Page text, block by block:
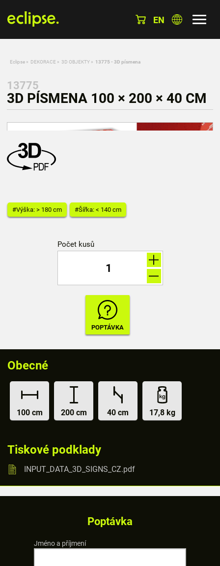
EN
Eclipse » DEKORACE » 3D OBJEKTY » 13775 - 3D písmena
13775
3D PÍSMENA 100 × 200 × 40 CM
#Výška: > 180 cm #Šířka: < 140 cm
Počet kusů
Obecné
100 cm 200 cm 40 cm 17,8 kg
Tiskové podklady
INPUT_DATA_3D_SIGNS_CZ.pdf
Poptávka
Jméno a příjmení